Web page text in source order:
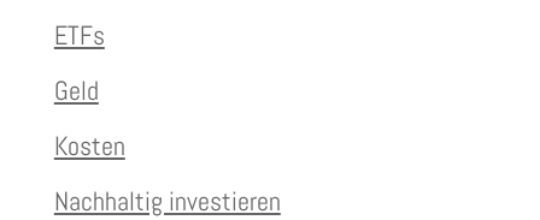
ETFs
Geld
Kosten
Nachhaltig investieren